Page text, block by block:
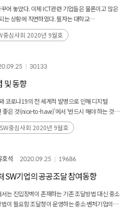
어 놓았다. 이제 ICT관련 기업들은 물론이고 많은
는 상황에 직면하였다. 필자는 대학교
정부론과 정보정책론 등의 교과목을 강의하여
중심사회 2020년 9월호
30133
및 동향
코로나19의 전 세계적 발병으로 인해 디지털
은 것(nice-to-have)’에서 ‘반드시 해야 하는 것
2020 Digital Workplace Survey에 따르면
중심사회 2020년 9월호
호석 2020.09.25 19686
SW기업의 공공조달 참여동향
는 진입장벽이 존재하는 기존 조달방법 대신 중소
이 필요함 조달청이 운영하는 중소·벤처기업의